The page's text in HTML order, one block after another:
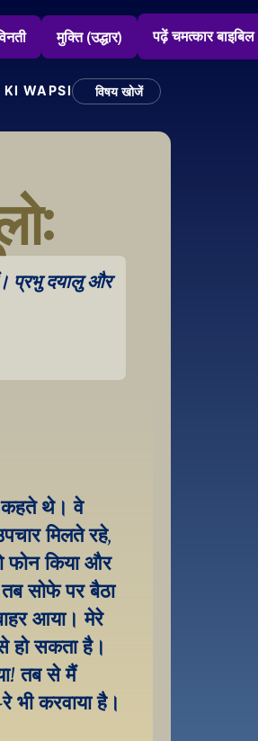
मुक्ति (उद्धार) पढ़ें चमत्कार बाइबिल
KI WAPSI विषय खोजें
प्रभु दयालु और
कहते थे। वे
मिलते रहे,
किया और
सोफे पर बैठा
आया। मेरे
हो सकता है।
तब से मैं
करवाया है।